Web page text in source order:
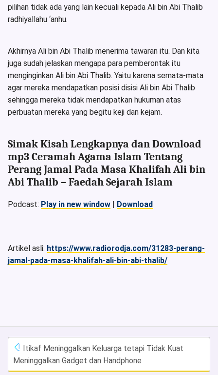
pilihan tidak ada yang lain kecuali kepada Ali bin Abi Thalib
radhiyallahu ‘anhu.
Akhirnya Ali bin Abi Thalib menerima tawaran itu. Dan kita
juga sudah jelaskan mengapa para pemberontak itu
menginginkan Ali bin Abi Thalib. Yaitu karena semata-mata
agar mereka mendapatkan posisi disisi Ali bin Abi Thalib
sehingga mereka tidak mendapatkan hukuman atas
perbuatan mereka yang begitu keji dan kejam.
Simak Kisah Lengkapnya dan Download
mp3 Ceramah Agama Islam Tentang
Perang Jamal Pada Masa Khalifah Ali bin
Abi Thalib – Faedah Sejarah Islam
Podcast: Play in new window | Download
Artikel asli: https://www.radiorodja.com/31283-perang-
jamal-pada-masa-khalifah-ali-bin-abi-thalib/
Itikaf Meninggalkan Keluarga tetapi Tidak Kuat
Meninggalkan Gadget dan Handphone